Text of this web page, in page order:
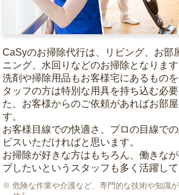
CaSyのお掃除代行は、リビング、お部
ニング、水回りなどのお掃除となります
洗剤や掃除用品もお客様宅にあるもの
タッフの方は特別な用具を持ち込む必
た、お客様からのご依頼があればお部
す。
お客様目線での快適さ、プロの目線で
ビスいただければと思います。
お掃除が好きな方はもちろん、働きな
プしたいというスタッフも多く活躍して
危険な作業や介護など、専門的な技術や知識